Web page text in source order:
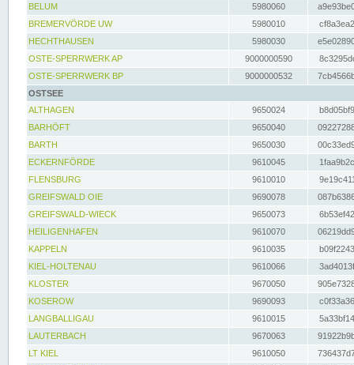
BELUM
5980060
BREMERVÖRDE UW
5980010
HECHTHAUSEN
5980030
OSTE-SPERRWERK AP
9000000590
OSTE-SPERRWERK BP
9000000532
OSTSEE
ALTHAGEN
9650024
BARHÖFT
9650040
BARTH
9650030
ECKERNFÖRDE
9610045
FLENSBURG
9610010
GREIFSWALD OIE
9690078
GREIFSWALD-WIECK
9650073
HEILIGENHAFEN
9610070
KAPPELN
9610035
KIEL-HOLTENAU
9610066
KLOSTER
9670050
KOSEROW
9690093
LANGBALLIGAU
9610015
LAUTERBACH
9670063
LT KIEL
9610050